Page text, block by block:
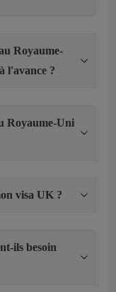
Royaume-
l'avance ?
Royaume-Uni
visa UK ?
ils besoin